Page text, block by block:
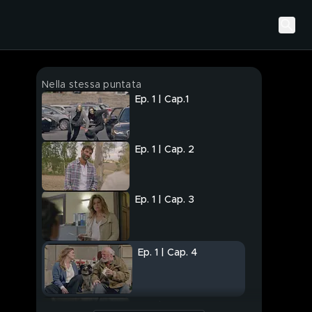
Nella stessa puntata
Ep. 1 | Cap.1
Ep. 1 | Cap. 2
Ep. 1 | Cap. 3
Ep. 1 | Cap. 4